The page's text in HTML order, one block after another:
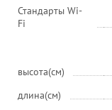
Стандарты Wi-
Fi
высота(см)
длина(см)